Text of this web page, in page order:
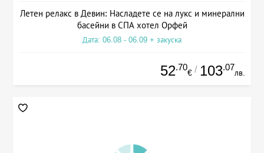
Летен релакс в Девин: Насладете се на лукс и минерални
басейни в СПА хотел Орфей
Дата: 06.08 - 06.09 + закуска
52.70
€ / 103.07
лв.